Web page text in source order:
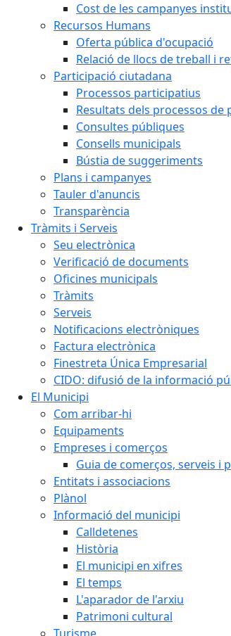
Cost de les campanyes
Recursos Humans
Oferta pública d'ocupació
Relació de llocs de treball i
Participació ciutadana
Processos participatius
Resultats dels processos de
Consultes públiques
Consells municipals
Bústia de suggeriments
Plans i campanyes
Tauler d'anuncis
Transparència
Tràmits i Serveis
Seu electrònica
Verificació de documents
Oficines municipals
Tràmits
Serveis
Notificacions electròniques
Factura electrònica
Finestreta Única Empresarial
CIDO: difusió de la informació
El Municipi
Com arribar-hi
Equipaments
Empreses i comerços
Guia de comerços, serveis i
Entitats i associacions
Plànol
Informació del municipi
Calldetenes
Història
El municipi en xifres
El temps
L'aparador de l'arxiu
Patrimoni cultural